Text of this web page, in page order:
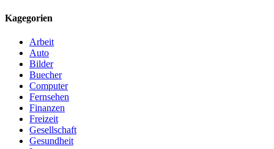
Kagegorien
Arbeit
Auto
Bilder
Buecher
Computer
Fernsehen
Finanzen
Freizeit
Gesellschaft
Gesundheit